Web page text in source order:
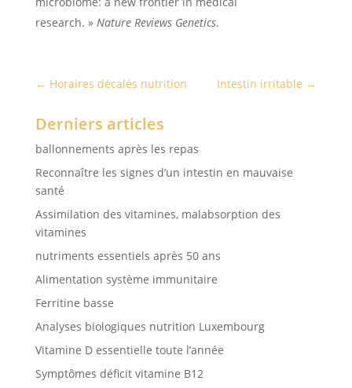
research. » Nature Reviews Genetics.
← Horaires décalés nutrition Intestin irritable →
Derniers articles
ballonnements après les repas
Reconnaître les signes d’un intestin en mauvaise
santé
Assimilation des vitamines, malabsorption des
vitamines
nutriments essentiels après 50 ans
Alimentation système immunitaire
Ferritine basse
Analyses biologiques nutrition Luxembourg
Vitamine D essentielle toute l’année
Symptômes déficit vitamine B12